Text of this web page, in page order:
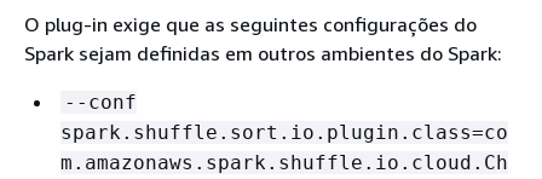
O plug-in exige que as seguintes configurações do
Spark sejam definidas em outros ambientes do Spark:
--conf
spark.shuffle.sort.io.plugin.class=co
m.amazonaws.spark.shuffle.io.cloud.Ch